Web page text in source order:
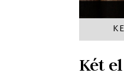
Két